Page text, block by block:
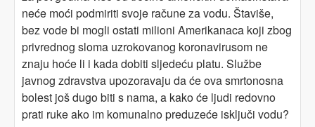
neće moći podmiriti svoje račune za vodu. Štaviše,
bez vode bi mogli ostati milioni Amerikanaca koji zbog
privrednog sloma uzrokovanog koronavirusom ne
znaju hoće li i kada dobiti sljedeću platu. Službe
javnog zdravstva upozoravaju da će ova smrtonosna
bolest još dugo biti s nama, a kako će ljudi redovno
prati ruke ako im komunalno preduzeće isključi vodu?